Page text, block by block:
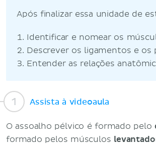
Após finalizar essa unidade de
Identificar e nomear os
Descrever os ligamentos e os
Entender as relações
Assista à videoaula
O assoalho pélvico é formado pelo
formado pelos músculos